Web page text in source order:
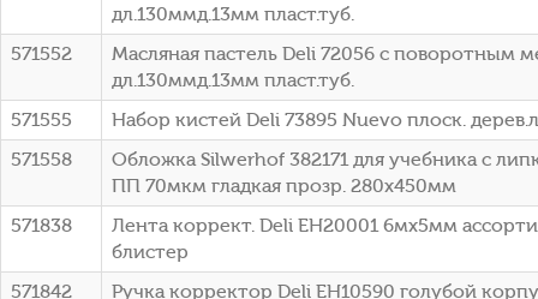
дл.130ммд.13мм пласт.туб.
571552
Масляная пастель Deli 72056 с поворотным
дл.130ммд.13мм пласт.туб.
571555
Набор кистей Deli 73895 Nuevo плоск.
571558
Обложка Silwerhof 382171 для учебника с
ПП 70мкм гладкая прозр. 280х450мм
571838
Лента коррект. Deli EH20001 6мх5мм
блистер
571842
Ручка корректор Deli EH10590 голубой